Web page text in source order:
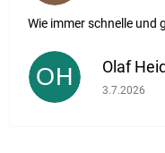
Wie immer schnelle und
OH Olaf
Die Shop-
3.7.2026